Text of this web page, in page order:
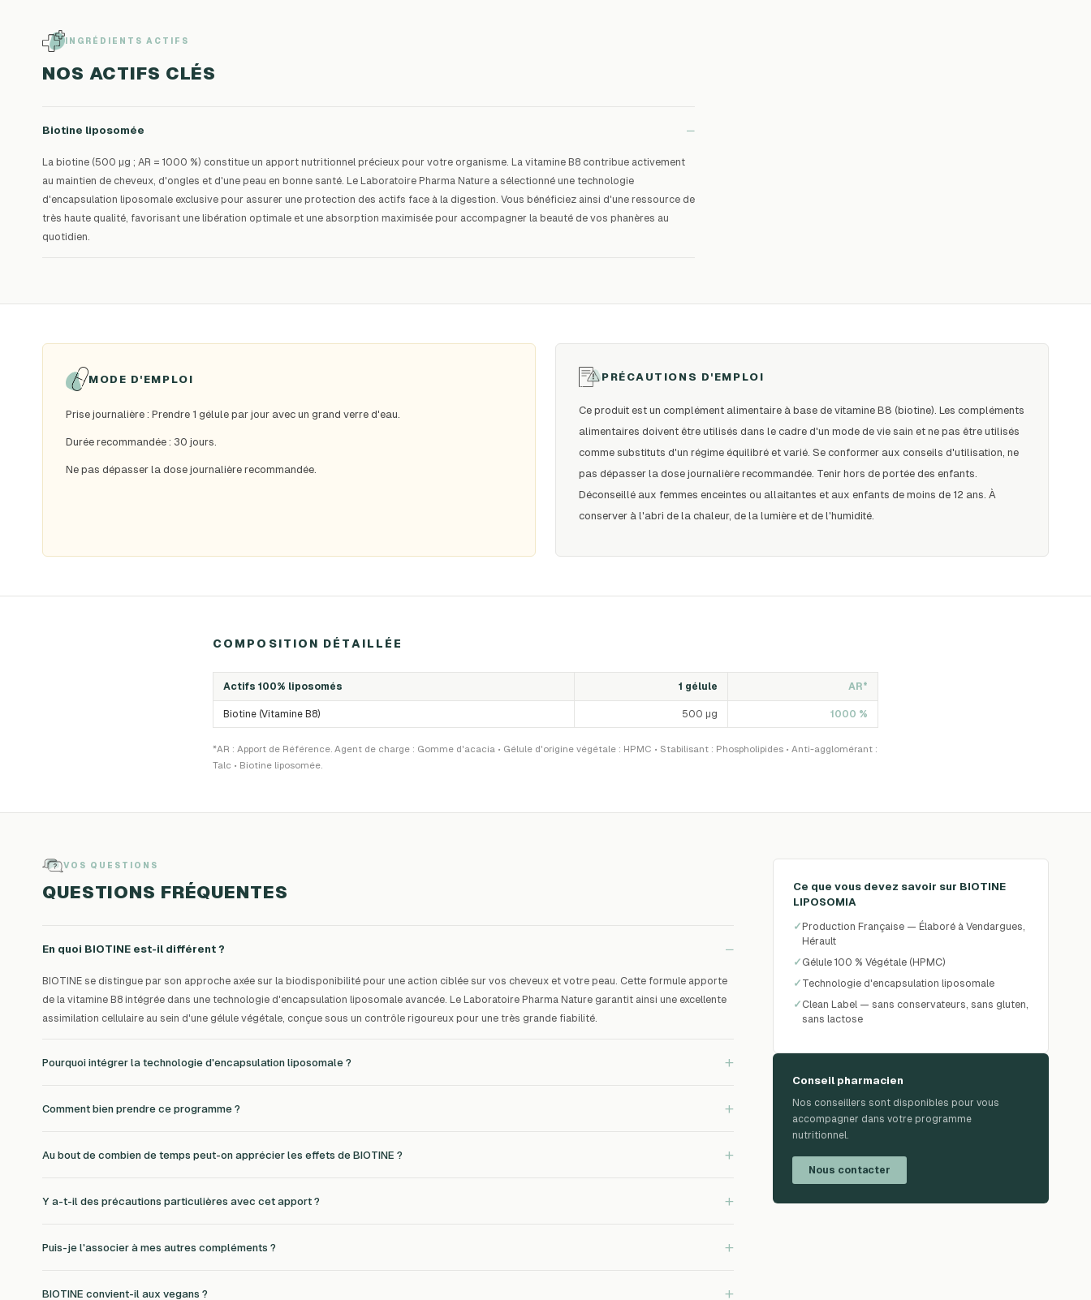
INGRÉDIENTS ACTIFS
NOS ACTIFS CLÉS
Biotine liposomée −
La biotine (500 µg ; AR = 1000 %) constitue un apport nutritionnel précieux pour votre organisme. La vitamine B8 contribue activement
au maintien de cheveux, d'ongles et d'une peau en bonne santé. Le Laboratoire Pharma Nature a sélectionné une technologie
d'encapsulation liposomale exclusive pour assurer une protection des actifs face à la digestion. Vous bénéficiez ainsi d'une ressource de
très haute qualité, favorisant une libération optimale et une absorption maximisée pour accompagner la beauté de vos phanères au
quotidien.
MODE D'EMPLOI
Prise journalière : Prendre 1 gélule par jour avec un grand verre d'eau.
Durée recommandée : 30 jours.
Ne pas dépasser la dose journalière recommandée.
PRÉCAUTIONS D'EMPLOI
Ce produit est un complément alimentaire à base de vitamine B8 (biotine). Les compléments
alimentaires doivent être utilisés dans le cadre d'un mode de vie sain et ne pas être utilisés
comme substituts d'un régime équilibré et varié. Se conformer aux conseils d'utilisation, ne
pas dépasser la dose journalière recommandée. Tenir hors de portée des enfants.
Déconseillé aux femmes enceintes ou allaitantes et aux enfants de moins de 12 ans. À
conserver à l'abri de la chaleur, de la lumière et de l'humidité.
COMPOSITION DÉTAILLÉE
Actifs 100% liposomés 1 gélule AR*
Biotine (Vitamine B8) 500 µg 1000 %
*AR : Apport de Référence. Agent de charge : Gomme d'acacia • Gélule d'origine végétale : HPMC • Stabilisant : Phospholipides • Anti-agglomérant :
Talc • Biotine liposomée.
VOS QUESTIONS
QUESTIONS FRÉQUENTES
En quoi BIOTINE est-il différent ? −
BIOTINE se distingue par son approche axée sur la biodisponibilité pour une action ciblée sur vos cheveux et votre peau. Cette formule apporte
de la vitamine B8 intégrée dans une technologie d'encapsulation liposomale avancée. Le Laboratoire Pharma Nature garantit ainsi une excellente
assimilation cellulaire au sein d'une gélule végétale, conçue sous un contrôle rigoureux pour une très grande fiabilité.
Pourquoi intégrer la technologie d'encapsulation liposomale ? +
Comment bien prendre ce programme ? +
Au bout de combien de temps peut-on apprécier les effets de BIOTINE ? +
Y a-t-il des précautions particulières avec cet apport ? +
Puis-je l'associer à mes autres compléments ? +
BIOTINE convient-il aux vegans ? +
Ce que vous devez savoir sur BIOTINE
LIPOSOMIA
✓Production Française — Élaboré à Vendargues,
Hérault
✓ Gélule 100 % Végétale (HPMC)
✓ Technologie d'encapsulation liposomale
✓ Clean Label — sans conservateurs, sans gluten,
sans lactose
Conseil pharmacien
Nos conseillers sont disponibles pour vous
accompagner dans votre programme
nutritionnel.
Nous contacter